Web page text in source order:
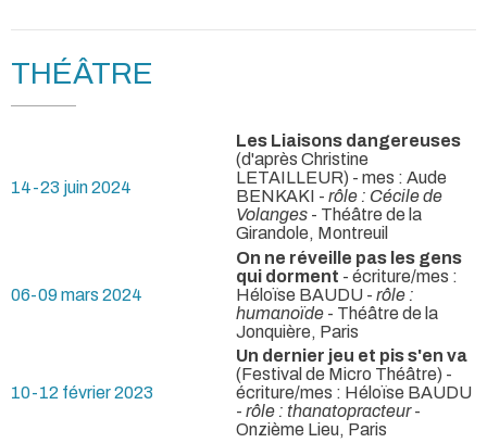
THÉÂTRE
14-23 juin 2024
Les Liaisons dangereuses
(d'après Christine
LETAILLEUR) - mes : Aude
BENKAKI - rôle : Cécile de
Volanges - Théâtre de la
Girandole, Montreuil
06-09 mars 2024
On ne réveille pas les gens
qui dorment - écriture/mes :
Héloïse BAUDU - rôle :
humanoïde - Théâtre de la
Jonquière, Paris
10-12 février 2023
Un dernier jeu et pis s'en va
(Festival de Micro Théâtre) -
écriture/mes : Héloïse BAUDU
- rôle : thanatopracteur-
Onzième Lieu, Paris